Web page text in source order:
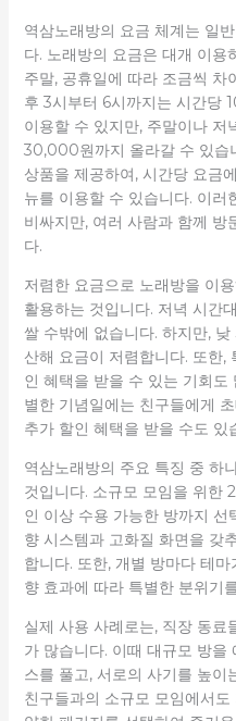
역삼노래방의 요금 체계는 일
다. 노래방의 요금은 대개 이용
주말, 공휴일에 따라 조금씩 차
후 3시부터 6시까지는 시간당
이용할 수 있지만, 주말이나
30,000원까지 올라갈 수 있습
상품을 제공하여, 시간당 요금
뉴를 이용할 수 있습니다. 이러
비싸지만, 여러 사람과 함께 방
다.
저렴한 요금으로 노래방을 이
활용하는 것입니다. 저녁 시간
쌀 수밖에 없습니다. 하지만,
산해 요금이 저렴합니다. 또한,
인 혜택을 받을 수 있는 기회도
별한 기념일에는 친구들에게
추가 할인 혜택을 받을 수도 있
역삼노래방의 주요 특징 중 하
것입니다. 소규모 모임을 위한
인 이상 수용 가능한 방까지 선
향 시스템과 고화질 화면을 갖
합니다. 또한, 개별 방마다 테
향 효과에 따라 특별한 분위기
실제 사용 사례로는, 직장 동료
가 많습니다. 이때 대규모 방을
스를 풀고, 서로의 사기를 높이
친구들과의 소규모 모임에서